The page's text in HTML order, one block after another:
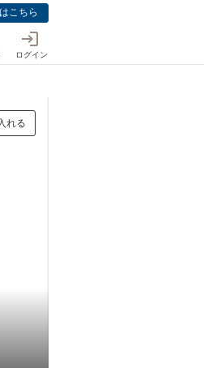
こちら
ログイン
れる